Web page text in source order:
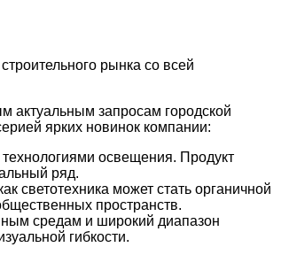
рынка со всей
актуальным запросам городской
ярких новинок компании:
освещения. Продукт
ряд.
светотехника может стать органичной
пространств.
средам и широкий диапазон
гибкости.